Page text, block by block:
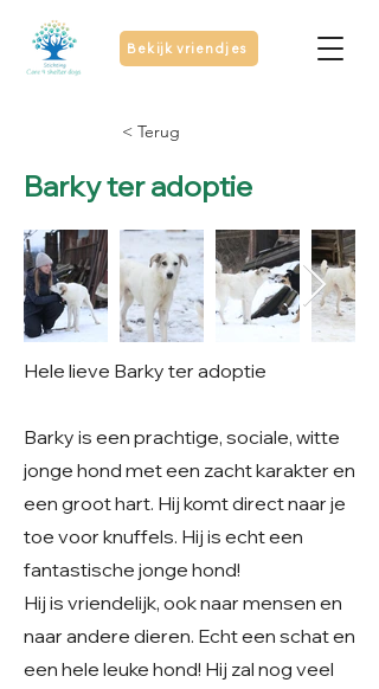
Bekijk vriendjes
< Terug
Barky ter adoptie
Hele lieve Barky ter adoptie
Barky is een prachtige, sociale, witte
jonge hond met een zacht karakter en
een groot hart. Hij komt direct naar je
toe voor knuffels. Hij is echt een
fantastische jonge hond!
Hij is vriendelijk, ook naar mensen en
naar andere dieren. Echt een schat en
een hele leuke hond! Hij zal nog veel